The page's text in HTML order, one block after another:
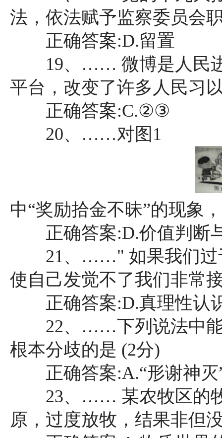
法，依法赋予监察委员会
正确答案:D.留置
19、…… 微博是人民进
平台，改变了许多人民习
正确答案:C.②③
20、……对图1
中“奖励拾金不昧”的现象
正确答案:D.价值判断
21、……" 如果我们过
使自己发觉不了我们非常
正确答案:D.真理性认
22、……下列说法中能
根本分歧的是 (2分)
正确答案:A.“形谢神灭
23、…… 某农牧区的牧
原，过度放牧，结果非但